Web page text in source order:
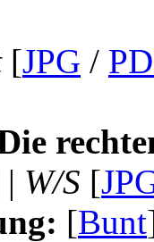
[JPG /
W/S [
[Bunt